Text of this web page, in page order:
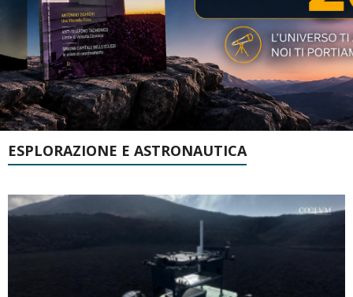
ESPLORAZIONE E ASTRONAUTICA